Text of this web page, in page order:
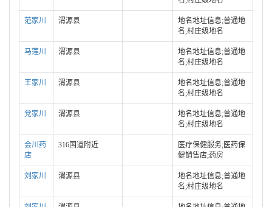
范家川 渭源县
地名地址信息;普通地
名;村庄级地名
马莲川 渭源县
地名地址信息;普通地
名;村庄级地名
王家川 渭源县
地名地址信息;普通地
名;村庄级地名
党家川 渭源县
地名地址信息;普通地
名;村庄级地名
会川药
店
316国道附近
医疗保健服务;医药保
健销售店;药房
刘家川 渭源县
地名地址信息;普通地
名;村庄级地名